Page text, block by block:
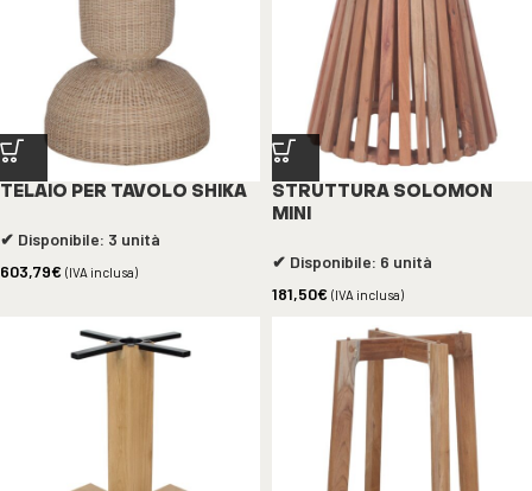
TELAIO PER TAVOLO SHIKA
✔ Disponibile: 3 unità
603,79€ (IVA inclusa)
STRUTTURA SOLOMON
MINI
✔ Disponibile: 6 unità
181,50€ (IVA inclusa)